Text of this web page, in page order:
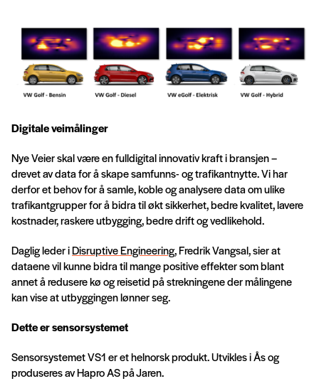
Digitale veimålinger
Nye Veier skal være en fulldigital innovativ kraft i bransjen –
drevet av data for å skape samfunns- og trafikantnytte. Vi har
derfor et behov for å samle, koble og analysere data om ulike
trafikantgrupper for å bidra til økt sikkerhet, bedre kvalitet, lavere
kostnader, raskere utbygging, bedre drift og vedlikehold.
Daglig leder iDisruptive Engineering, Fredrik Vangsal, sier at
dataene vil kunne bidra til mange positive effekter som blant
annet å redusere kø og reisetid på strekningene der målingene
kan vise at utbyggingen lønner seg.
Dette er sensorsystemet
Sensorsystemet VS1 er et helnorsk produkt. Utvikles i Ås og
produseres av Hapro AS på Jaren.